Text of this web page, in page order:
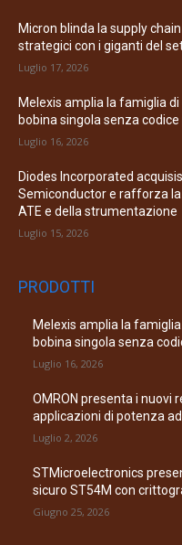
Micron blinda la supply
strategici con i giganti del
Luglio 17, 2026
Melexis amplia la famiglia
bobina singola senza codice
Luglio 16, 2026
Diodes Incorporated
Semiconductor e rafforza
ATE e della strumentazione
Luglio 15, 2026
PRODOTTI
Melexis amplia la
bobina singola senza
Luglio 16, 2026
OMRON presenta i nuovi
applicazioni di potenza
Luglio 2, 2026
STMicroelectronics
sicuro ST54M con
Giugno 25, 2026